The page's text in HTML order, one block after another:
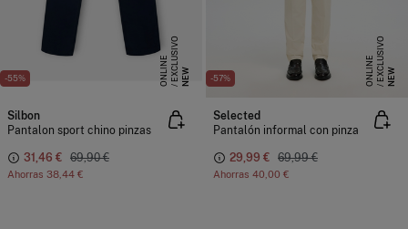
-55% NEW
E
X
C
L
US
I
V
O
O
N
L
I
N
E
Silbon
Pantalon sport chino pinzas
31,46 € 69,90 €
Ahorras 38,44 €
-57% NEW
E
X
C
L
US
I
V
O
O
N
L
I
N
E
Selected
Pantalón informal con pinza
29,99 € 69,99 €
Ahorras 40,00 €